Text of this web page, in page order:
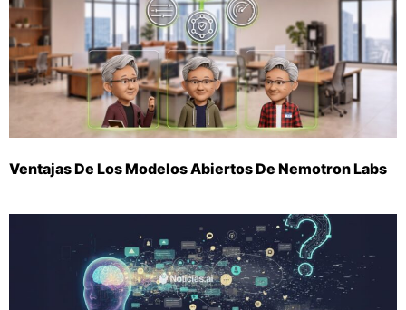
Ventajas De Los Modelos Abiertos De Nemotron Labs